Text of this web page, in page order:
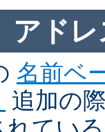
アド
名前ベ
追加の